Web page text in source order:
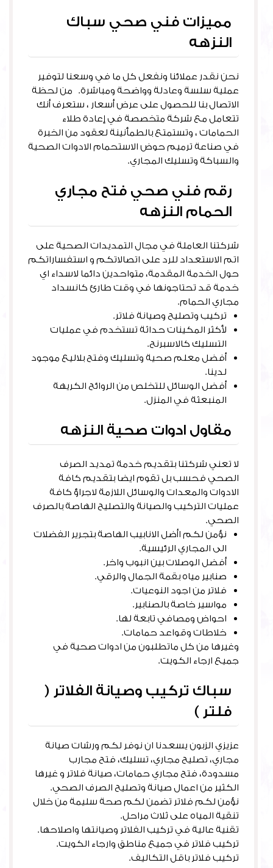
مميزات فني صحي سباك
النزهه
نحن نقدر عملائنا ونفعل كل ما في وسعنا لتوفير
عملية سلسة وعادلة وواضحة ومباشرة. من لحظة
الاتصال بنا للحصول على عرض أسعار ، ستعرف أنك
تتعامل مع شركة متخصصة في إعادة طلاء
الحمامات ، وتستمتع بالطمأنينة لعقود من الخبرة
في صناعة ترميم حوض الاستحمام الادوات الصحية
والسباكة وتسليك المجاري.
رقم فني صحي فتح مجاري
الحمام النزهه
شركتنا العاملة في مجال التمديدات الصحية على
اتم الاستعداد للرد على اتصالاتكم و استفساراتكم
حول الخدمة المقدمة، متواحدين دائما لاسداء اي
خدمة قد تحتاجونها في وقت طارئ كانسداد
مجاري الحمام.
تركيب وتصليح وصيانة فلاتر.
لأكثر المكينات حداثة تستخدم في عمليات
التسليك كالاسبرنح.
أفضل معلم صحية وتسليك وفتح بلاليع موجود
لدينا.
أفضل الوسائل للتخلص من الروائح الكريهة
المنبعثة في المنزل.
مقاول ادوات صحية النزهه
لا تعني شركتنا بتقديم خدمة تمديد الصرف
الصحي فحسب بل تقوم ايضا بتقديم كافة
الادوات والمعدات والوسائل اللازمة لاجراؤ كافة
عمليات التركيب والصيانة والتصليح الهاصة بالصرف
الصحي.
نؤمن لكم اأضل الانابيب الهاصة بتجرير الفضلات
الى المجاري الرئيسية.
أفضل الوصلات بين انبوب واخر.
صنابير مياه بقمة الجمال والرقي.
فلاتر من اجود النوعيات.
مواسير خاصة بالصنابير.
احواض ومصافي تابعة لها.
خلاطات وقواعد حمامات.
وغيرها من كل ماتطلبون من ادوات صحية في
جميع ارجاء الكويت.
سباك تركيب وصيانة الفلاتر (
فلتر )
عزيزي الزبون يسعدنا ان نوفر لكم ورشات صيانة
مجاري، تصليح مجاري، تسليك، فتح مجارب
مسدودة، فتح مجاري حمامات، صيانة فلاتر و غيرها
الكثير من اعمال صيانة وتصليح الصرف الصحي.
نؤمن لكم فلاتر تضمن لكم صحة سليمة من خلال
تنقية المياه على ثلاث مراحل.
تقنية عالية في تركيب الفلاتر وصيانتها واصلاحها.
تركيب فلاتر في جميع مناطق وارجاء الكويت.
تركيب فلاتر باقل التكاليف.